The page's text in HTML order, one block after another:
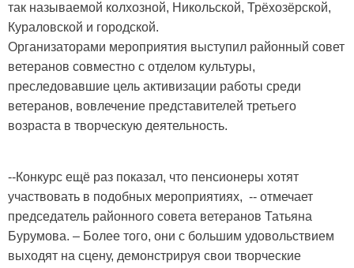
так называемой колхозной, Никольской, Трёхозёрской,
Кураловской и городской.
Организаторами мероприятия выступил районный совет
ветеранов совместно с отделом культуры,
преследовавшие цель активизации работы среди
ветеранов, вовлечение представителей третьего
возраста в творческую деятельность.
--Конкурс ещё раз показал, что пенсионеры хотят
участвовать в подобных мероприятиях, -- отмечает
председатель районного совета ветеранов Татьяна
Бурумова. – Более того, они с большим удовольствием
выходят на сцену, демонстрируя свои творческие